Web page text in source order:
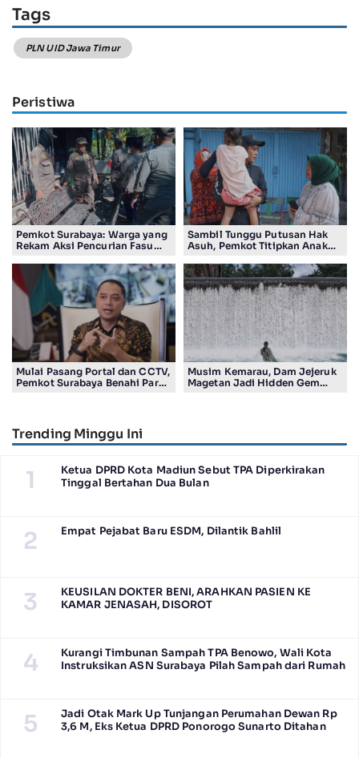
Tags
PLN UID Jawa Timur
Peristiwa
Pemkot Surabaya: Warga yang
Rekam Aksi Pencurian Fasum
Ribu
Sambil Tunggu Putusan Hak
Asuh, Pemkot Titipkan Anak
Aman Kota Surabaya
Mulai Pasang Portal dan CCTV,
Pemkot Surabaya Benahi Parkir
Musim Kemarau, Dam Jejeruk
Magetan Jadi Hidden Gem
Trending Minggu Ini
1
Ketua DPRD Kota Madiun Sebut TPA Diperkirakan
Tinggal Bertahan Dua Bulan
2 Empat Pejabat Baru ESDM, Dilantik Bahlil
3
KEUSILAN DOKTER BENI, ARAHKAN PASIEN KE
KAMAR JENASAH, DISOROT
4
Kurangi Timbunan Sampah TPA Benowo, Wali Kota
Instruksikan ASN Surabaya Pilah Sampah dari Rumah
5
Jadi Otak Mark Up Tunjangan Perumahan Dewan Rp
3,6 M, Eks Ketua DPRD Ponorogo Sunarto Ditahan